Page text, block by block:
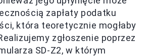
zapłaty podatku
która teoretycznie mogłaby
zgłoszenie poprzez
SD-Z2, w którym